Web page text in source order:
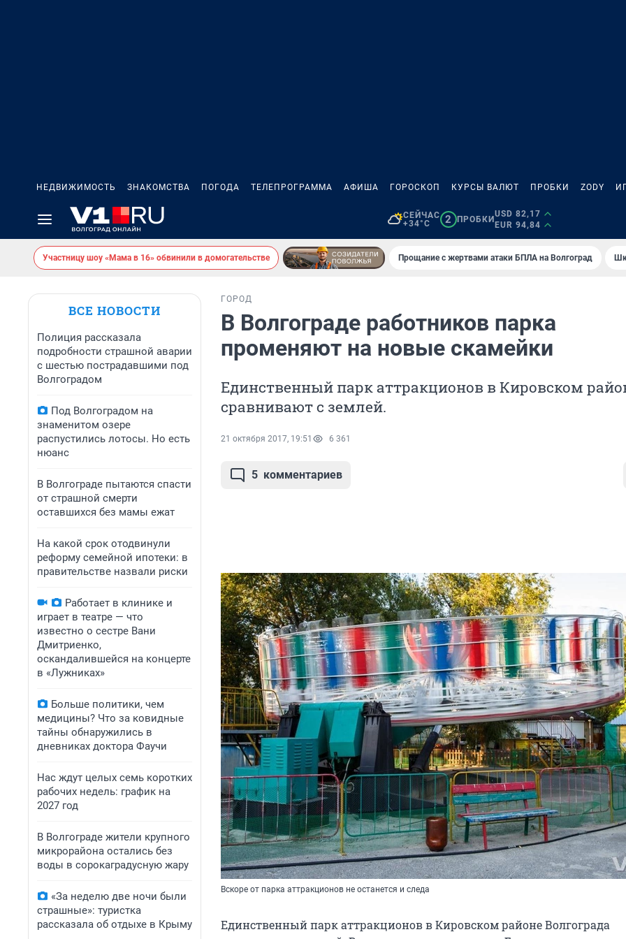
НЕДВИЖИМОСТЬ ЗНАКОМСТВА ПОГОДА ТЕЛЕПРОГРАММА АФИША ГОРОСКОП КУРСЫ ВАЛЮТ ПРОБКИ ZODY
СЕЙЧАС
+34°C
2 ПРОБКИ
USD 82,17
EUR 94,84
Участницу шоу «Мама в 16» обвинили в домогательстве Прощание с жертвами атаки БПЛА на Волгоград
ВСЕ НОВОСТИ
Полиция рассказала
подробности страшной аварии
с шестью пострадавшими под
Волгоградом
Под Волгоградом на
знаменитом озере
распустились лотосы. Но есть
нюанс
В Волгограде пытаются спасти
от страшной смерти
оставшихся без мамы ежат
На какой срок отодвинули
реформу семейной ипотеки: в
правительстве назвали риски
Работает в клинике и
играет в театре — что
известно о сестре Вани
Дмитриенко,
оскандалившейся на концерте
в «Лужниках»
Больше политики, чем
медицины? Что за ковидные
тайны обнаружились в
дневниках доктора Фаучи
Нас ждут целых семь коротких
рабочих недель: график на
2027 год
В Волгограде жители крупного
микрорайона остались без
воды в сорокаградусную жару
«За неделю две ночи были
страшные»: туристка
рассказала об отдыхе в Крыму
ГОРОД
В Волгограде работников парка
променяют на новые скамейки
Единственный парк аттракционов в Кировском
сравнивают с землей.
21 октября 2017, 19:51 6 361
5 комментариев
Вскоре от парка аттракционов не останется и следа
Единственный парк аттракционов в Кировском районе Волгограда